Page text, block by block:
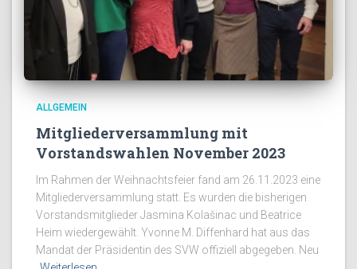
ALLGEMEIN
Mitgliederversammlung mit
Vorstandswahlen November 2023
Im Rahmen der Weihnachtsfeier fand am 26.11.2023 eine
Mitgliederversammlung statt. Es wurden die bisherigen
Vorstandsmitglieder Jasmina Kolašinac und Beatrice
Heim wiedergewählt. Yvonne M. Diffenhard hat aus das
Mandat der Präsidentin des SVW offiziell abgegeben. Neu